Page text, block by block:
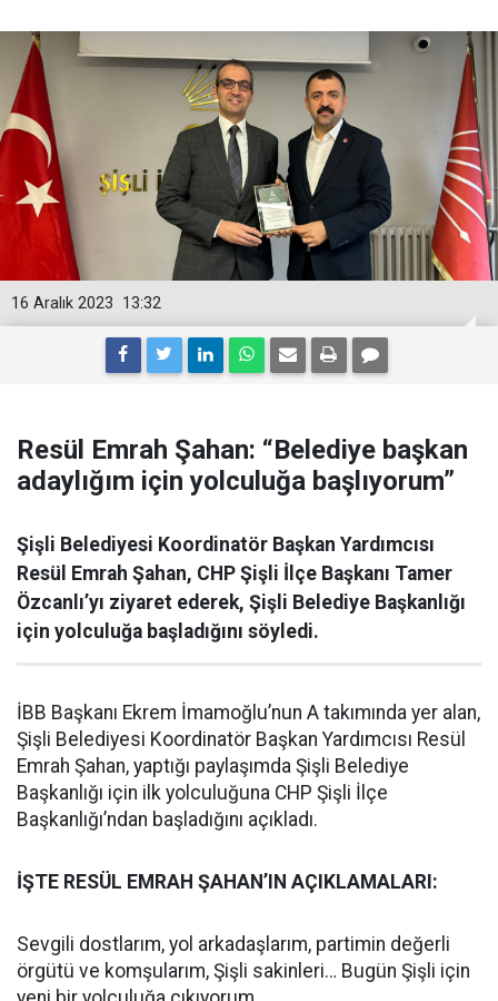
13:32
16 Aralık 2023
Resül Emrah Şahan: “Belediye başkan
adaylığım için yolculuğa başlıyorum”
Şişli Belediyesi Koordinatör Başkan Yardımcısı
Resül Emrah Şahan, CHP Şişli İlçe Başkanı Tamer
Özcanlı’yı ziyaret ederek, Şişli Belediye Başkanlığı
için yolculuğa başladığını söyledi.
İBB Başkanı Ekrem İmamoğlu’nun A takımında yer alan,
Şişli Belediyesi Koordinatör Başkan Yardımcısı Resül
Emrah Şahan, yaptığı paylaşımda Şişli Belediye
Başkanlığı için ilk yolculuğuna CHP Şişli İlçe
Başkanlığı’ndan başladığını açıkladı.
İŞTE RESÜL EMRAH ŞAHAN’IN AÇIKLAMALARI:
Sevgili dostlarım, yol arkadaşlarım, partimin değerli
örgütü ve komşularım, Şişli sakinleri… Bugün Şişli için